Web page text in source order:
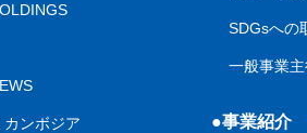
カンボジア
SDGsへの
一般事業
●事業紹介